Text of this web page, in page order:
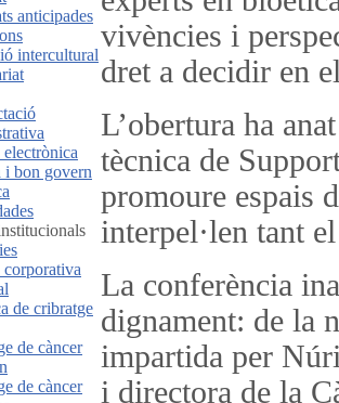
vivències i
dret a decidir en
L’obertura ha
tècnica de
promoure espais
interpel·len tant
La conferència
dignament: de la
impartida per
i directora de la
anticipades
intercultural
electrònica
i bon govern
corporativa
de cribratge
de càncer
de càncer